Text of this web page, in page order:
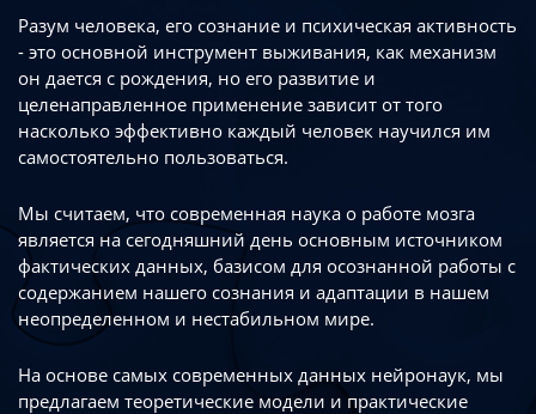
Разум человека, его сознание и психическая активность
- это основной инструмент выживания, как механизм
он дается с рождения, но его развитие и
целенаправленное применение зависит от того
насколько эффективно каждый человек научился им
самостоятельно пользоваться.
Мы считаем, что современная наука о работе мозга
является на сегодняшний день основным источником
фактических данных, базисом для осознанной работы с
содержанием нашего сознания и адаптации в нашем
неопределенном и нестабильном мире.
На основе самых современных данных нейронаук, мы
предлагаем теоретические модели и практические